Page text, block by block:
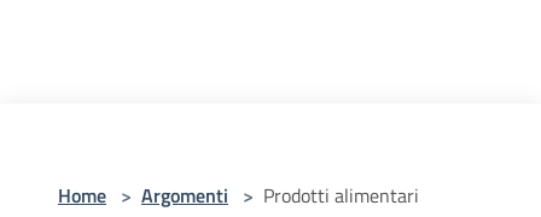
Home > Argomenti > Prodotti alimentari